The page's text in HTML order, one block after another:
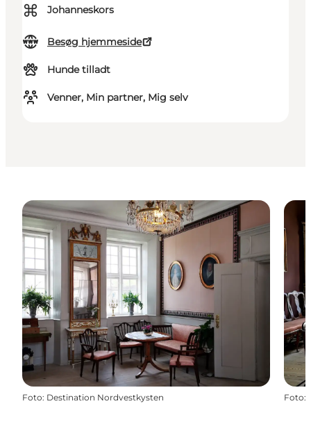
⌘ Johanneskors
Besøg hjemmeside
Hunde tilladt
Venner, Min partner, Mig selv
Foto: Destination Nordvestkysten Foto: